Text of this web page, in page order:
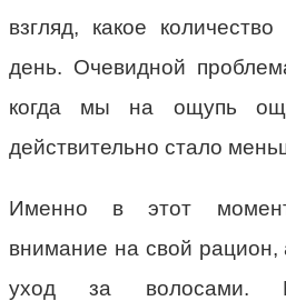
взгляд, какое
день. Очевидной
когда мы на ощупь
действительно стало
Именно в этот
внимание на свой рацион,
уход за волосами.